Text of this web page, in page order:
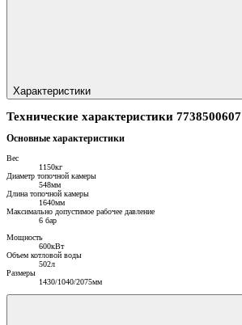
Характеристики
Технические характеристики 7738500607
Основные характеристики
Вес
1150кг
Диаметр топочной камеры
548мм
Длина топочной камеры
1640мм
Максимально допустимое рабочее давление
6 бар
Мощность
600кВт
Объем котловой воды
502л
Размеры
1430/1040/2075мм